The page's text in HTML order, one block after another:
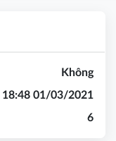
Không
18:48 01/03/2021
6